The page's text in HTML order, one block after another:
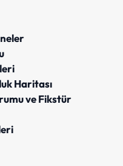
Haritası
ve Fikstür